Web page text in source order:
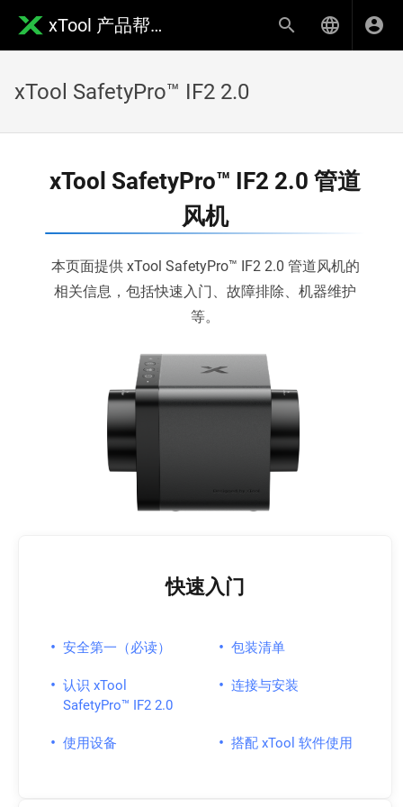
xTool 产品帮助中心
xTool SafetyPro™ IF2 2.0
xTool SafetyPro™ IF2 2.0 管道
风机
本页面提供 xTool SafetyPro™ IF2 2.0 管道风机的
相关信息，包括快速入门、故障排除、机器维护
等。
快速入门
• 安全第一（必读） • 包装清单
• 认识 xTool
SafetyPro™ IF2 2.0
• 连接与安装
• 使用设备 • 搭配 xTool 软件使用